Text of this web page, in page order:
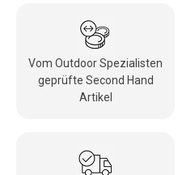
Vom Outdoor Spezialisten
geprüfte Second Hand
Artikel